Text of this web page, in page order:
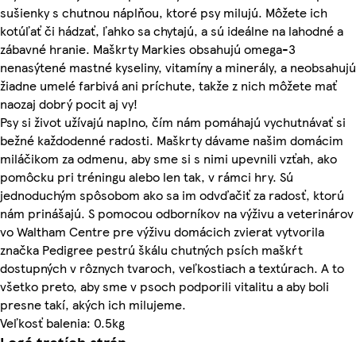
sušienky s chutnou náplňou, ktoré psy milujú. Môžete ich
kotúľať či hádzať, ľahko sa chytajú, a sú ideálne na lahodné a
zábavné hranie. Maškrty Markies obsahujú omega-3
nenasýtené mastné kyseliny, vitamíny a minerály, a neobsahujú
žiadne umelé farbivá ani príchute, takže z nich môžete mať
naozaj dobrý pocit aj vy!
Psy si život užívajú naplno, čím nám pomáhajú vychutnávať si
bežné každodenné radosti. Maškrty dávame našim domácim
miláčikom za odmenu, aby sme si s nimi upevnili vzťah, ako
pomôcku pri tréningu alebo len tak, v rámci hry. Sú
jednoduchým spôsobom ako sa im odvďačiť za radosť, ktorú
nám prinášajú. S pomocou odborníkov na výživu a veterinárov
vo Waltham Centre pre výživu domácich zvierat vytvorila
značka Pedigree pestrú škálu chutných psích maškŕt
dostupných v rôznych tvaroch, veľkostiach a textúrach. A to
všetko preto, aby sme v psoch podporili vitalitu a aby boli
presne takí, akých ich milujeme.
Veľkosť balenia: 0.5kg